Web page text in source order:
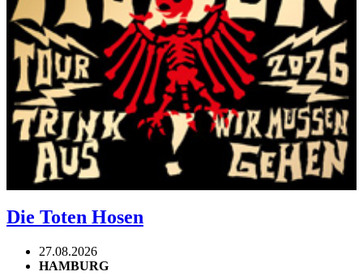
Die Toten Hosen
27.08.2026
HAMBURG